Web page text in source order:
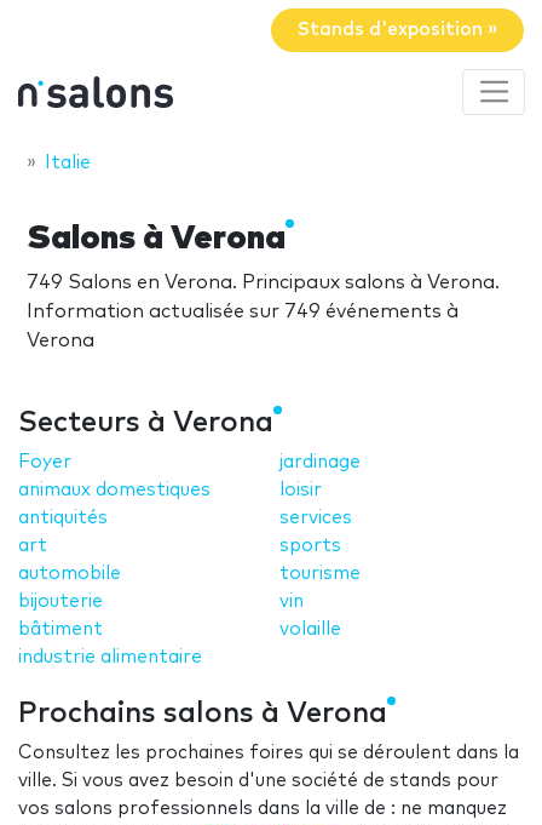
Stands d'exposition »
Italie
Salons à Verona
749 Salons en Verona. Principaux salons à Verona.
Information actualisée sur 749 événements à
Verona
Secteurs à Verona
Foyer
animaux domestiques
antiquités
art
automobile
bijouterie
bâtiment
industrie alimentaire
jardinage
loisir
services
sports
tourisme
vin
volaille
Prochains salons à Verona
Consultez les prochaines foires qui se déroulent dans la
ville. Si vous avez besoin d'une société de stands pour
vos salons professionnels dans la ville de : ne manquez